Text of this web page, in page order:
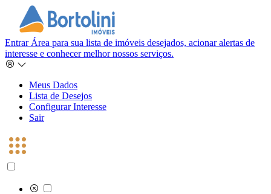
Entrar Área para sua lista de imóveis desejados, acionar alertas de
interesse e conhecer melhor nossos serviços.
Meus Dados
Lista de Desejos
Configurar Interesse
Sair